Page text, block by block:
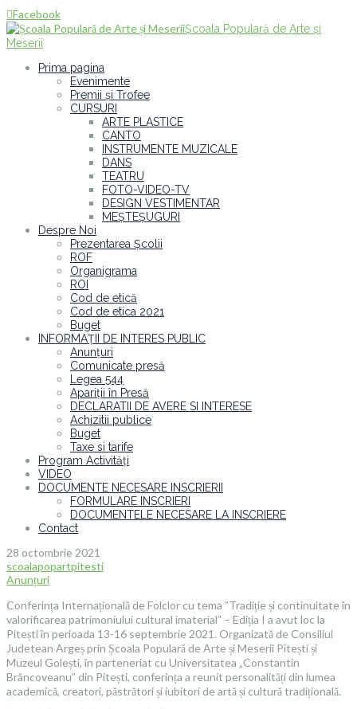
Facebook
Școala Populară de Arte și
Meserii
Prima pagina
Evenimente
Premii și Trofee
CURSURI
ARTE PLASTICE
CANTO
INSTRUMENTE MUZICALE
DANS
TEATRU
FOTO-VIDEO-TV
DESIGN VESTIMENTAR
MEȘTEȘUGURI
Despre Noi
Prezentarea Școlii
ROF
Organigrama
ROI
Cod de etică
Cod de etica 2021
Buget
INFORMAȚII DE INTERES PUBLIC
Anunțuri
Comunicate presă
Legea 544
Apariții în Presă
DECLARATII DE AVERE SI INTERESE
Achizitii publice
Buget
Taxe si tarife
Program Activități
VIDEO
DOCUMENTE NECESARE INSCRIERII
FORMULARE INSCRIERI
DOCUMENTELE NECESARE LA INSCRIERE
Contact
28 octombrie 2021
scoalapopartpitesti
Anunțuri
Conferința Internațională de Folclor cu tema ”Tradiție și continuitate în
valorificarea patrimoniului cultural imaterial” – Ediția I a avut loc la
Pitești în perioada 13-16 septembrie 2021. Organizată de Consiliul
Judetean Argeș prin Școala Populară de Arte și Meserii Pitești și
Muzeul Golești, în parteneriat cu Universitatea „Constantin
Brâncoveanu” din Pitești, conferința a reunit personalități din lumea
academică, creatori, păstrători și iubitori de artă și cultură tradițională.